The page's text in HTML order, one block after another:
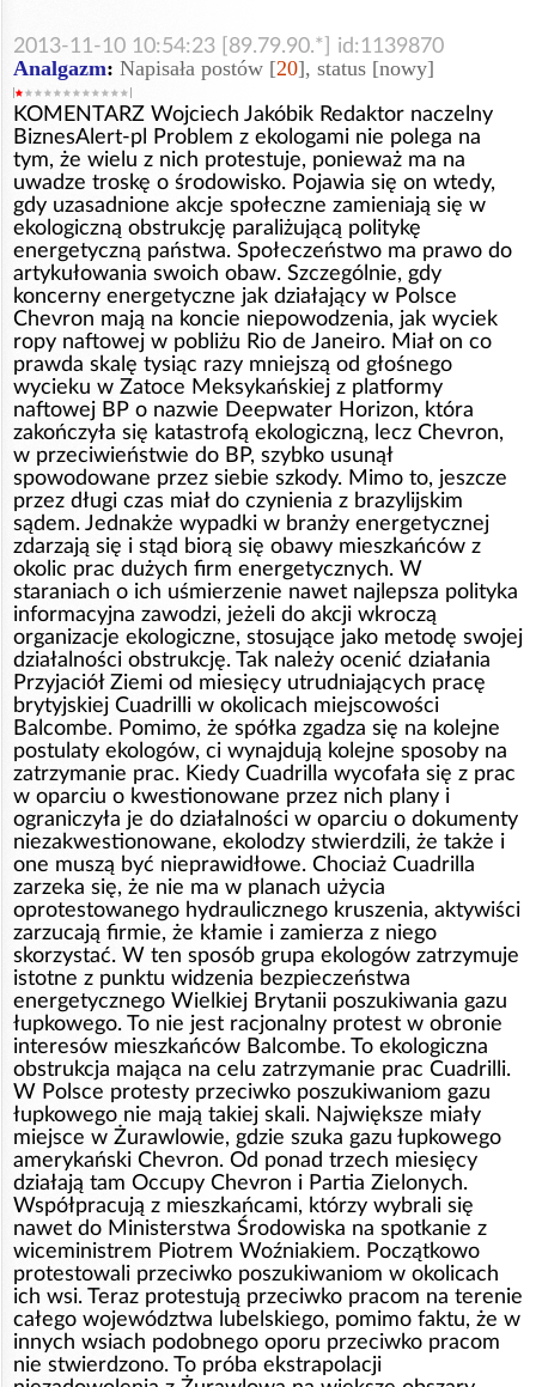
2013-11-10 10:54:23 [89.79.90.*] id:1139870
Analgazm: Napisała postów [20], status [nowy]
KOMENTARZ Wojciech Jakóbik Redaktor naczelny
BiznesAlert-pl Problem z ekologami nie polega na
tym, że wielu z nich protestuje, ponieważ ma na
uwadze troskę o środowisko. Pojawia się on wtedy,
gdy uzasadnione akcje społeczne zamieniają się w
ekologiczną obstrukcję paraliżującą politykę
energetyczną państwa. Społeczeństwo ma prawo do
artykułowania swoich obaw. Szczególnie, gdy
koncerny energetyczne jak działający w Polsce
Chevron mają na koncie niepowodzenia, jak wyciek
ropy naftowej w pobliżu Rio de Janeiro. Miał on co
prawda skalę tysiąc razy mniejszą od głośnego
wycieku w Zatoce Meksykańskiej z platformy
naftowej BP o nazwie Deepwater Horizon, która
zakończyła się katastrofą ekologiczną, lecz Chevron,
w przeciwieństwie do BP, szybko usunął
spowodowane przez siebie szkody. Mimo to, jeszcze
przez długi czas miał do czynienia z brazylijskim
sądem. Jednakże wypadki w branży energetycznej
zdarzają się i stąd biorą się obawy mieszkańców z
okolic prac dużych firm energetycznych. W
staraniach o ich uśmierzenie nawet najlepsza polityka
informacyjna zawodzi, jeżeli do akcji wkroczą
organizacje ekologiczne, stosujące jako metodę swojej
działalności obstrukcję. Tak należy ocenić działania
Przyjaciół Ziemi od miesięcy utrudniających pracę
brytyjskiej Cuadrilli w okolicach miejscowości
Balcombe. Pomimo, że spółka zgadza się na kolejne
postulaty ekologów, ci wynajdują kolejne sposoby na
zatrzymanie prac. Kiedy Cuadrilla wycofała się z prac
w oparciu o kwestionowane przez nich plany i
ograniczyła je do działalności w oparciu o dokumenty
niezakwestionowane, ekolodzy stwierdzili, że także i
one muszą być nieprawidłowe. Chociaż Cuadrilla
zarzeka się, że nie ma w planach użycia
oprotestowanego hydraulicznego kruszenia, aktywiści
zarzucają firmie, że kłamie i zamierza z niego
skorzystać. W ten sposób grupa ekologów zatrzymuje
istotne z punktu widzenia bezpieczeństwa
energetycznego Wielkiej Brytanii poszukiwania gazu
łupkowego. To nie jest racjonalny protest w obronie
interesów mieszkańców Balcombe. To ekologiczna
obstrukcja mająca na celu zatrzymanie prac Cuadrilli.
W Polsce protesty przeciwko poszukiwaniom gazu
łupkowego nie mają takiej skali. Największe miały
miejsce w Żurawlowie, gdzie szuka gazu łupkowego
amerykański Chevron. Od ponad trzech miesięcy
działają tam Occupy Chevron i Partia Zielonych.
Współpracują z mieszkańcami, którzy wybrali się
nawet do Ministerstwa Środowiska na spotkanie z
wiceministrem Piotrem Woźniakiem. Początkowo
protestowali przeciwko poszukiwaniom w okolicach
ich wsi. Teraz protestują przeciwko pracom na terenie
całego województwa lubelskiego, pomimo faktu, że w
innych wsiach podobnego oporu przeciwko pracom
nie stwierdzono. To próba ekstrapolacji